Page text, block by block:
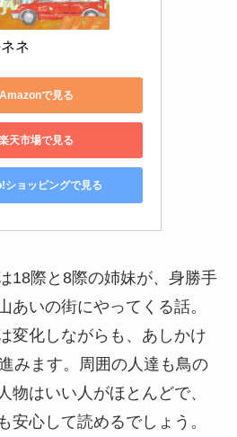
ネ
Amazonで見る
天市場で見る
ショッピングで見る
18際と8際の姉妹が、身勝手
あいの街にやってくる話。
変化しながらも、あしかけ
みます。周囲の人達も鳥の
物はいい人がほとんどで、
安心して読めるでしょう。